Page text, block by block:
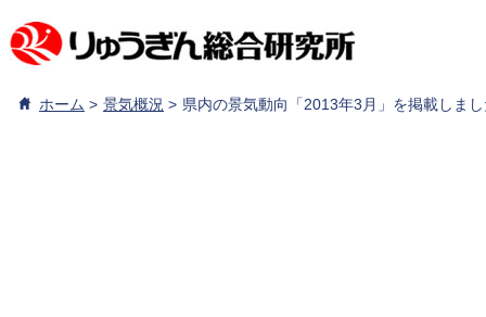
ホーム 景気概況 県内の景気動向「2013年3月」を掲載しま